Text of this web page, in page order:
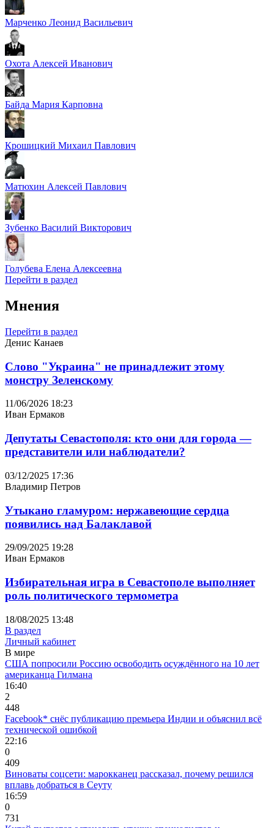
Марченко Леонид Васильевич
Охота Алексей Иванович
Байда Мария Карповна
Крошицкий Михаил Павлович
Матюхин Алексей Павлович
Зубенко Василий Викторович
Голубева Елена Алексеевна
Перейти в раздел
Мнения
Перейти в раздел
Денис Канаев
Слово "Украина" не принадлежит этому
монстру Зеленскому
11/06/2026 18:23
Иван Ермаков
Депутаты Севастополя: кто они для города —
представители или наблюдатели?
03/12/2025 17:36
Владимир Петров
Утыкано гламуром: нержавеющие сердца
появились над Балаклавой
29/09/2025 19:28
Иван Ермаков
Избирательная игра в Севастополе выполняет
роль политического термометра
18/08/2025 13:48
В раздел
Личный кабинет
В мире
США попросили Россию освободить осуждённого на 10 лет
американца Гилмана
16:40
2
448
Facebook* снёс публикацию премьера Индии и объяснил всё
технической ошибкой
22:16
0
409
Виноваты соцсети: марокканец рассказал, почему решился
вплавь добраться в Сеуту
16:59
0
731